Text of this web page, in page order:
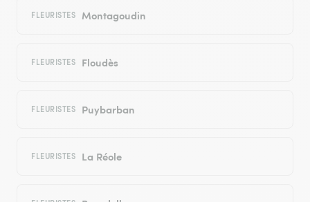
FLEURISTES Montagoudin
FLEURISTES Floudès
FLEURISTES Puybarban
FLEURISTES La Réole